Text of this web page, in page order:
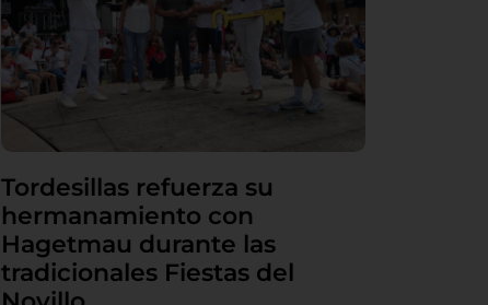
Tordesillas refuerza su
hermanamiento con
Hagetmau durante las
tradicionales Fiestas del